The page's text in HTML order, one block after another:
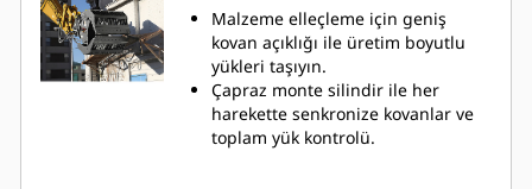
Malzeme elleçleme için geniş
kovan açıklığı ile üretim boyutlu
yükleri taşıyın.
Çapraz monte silindir ile her
harekette senkronize kovanlar ve
toplam yük kontrolü.